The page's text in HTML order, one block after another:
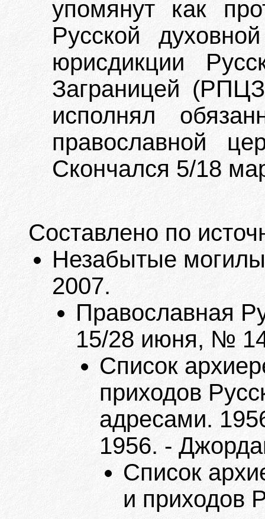
упомянут как
Русской
юрисдикции
Заграницей
исполнял
православной
Скончался 5/18
Составлено по
Незабытые
2007.
Православная
15/28 июня, №
Список
приходов
адресами.
1956. -
Список
и приходов